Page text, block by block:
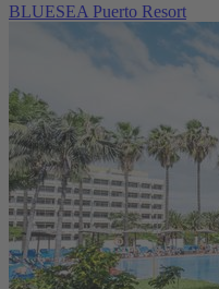
BLUESEA Puerto Resort